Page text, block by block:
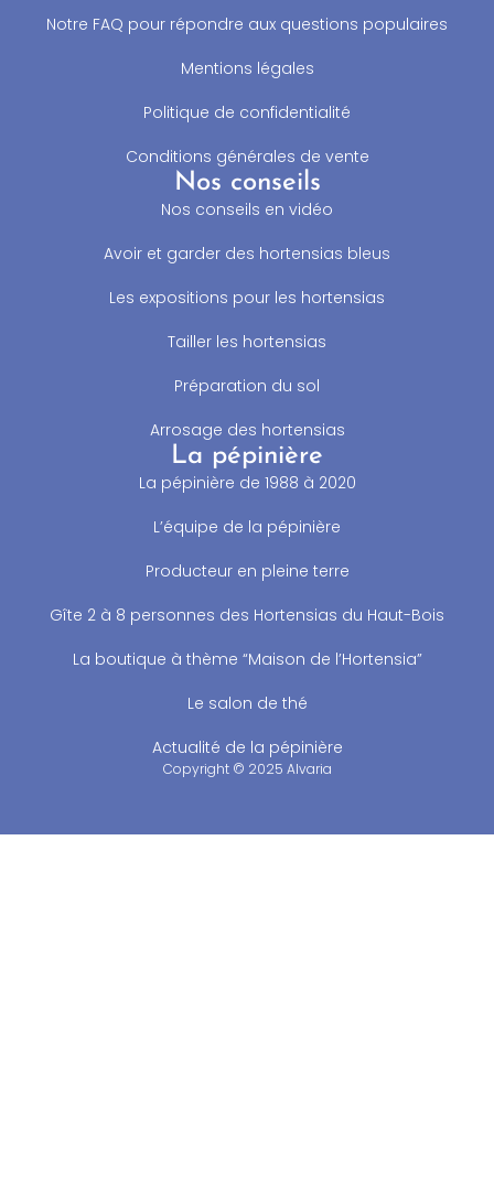
Notre FAQ pour répondre aux questions populaires
Mentions légales
Politique de confidentialité
Conditions générales de vente
Nos conseils
Nos conseils en vidéo
Avoir et garder des hortensias bleus
Les expositions pour les hortensias
Tailler les hortensias
Préparation du sol
Arrosage des hortensias
La pépinière
La pépinière de 1988 à 2020
L’équipe de la pépinière
Producteur en pleine terre
Gîte 2 à 8 personnes des Hortensias du Haut-Bois
La boutique à thème “Maison de l’Hortensia”
Le salon de thé
Actualité de la pépinière
Copyright © 2025 Alvaria